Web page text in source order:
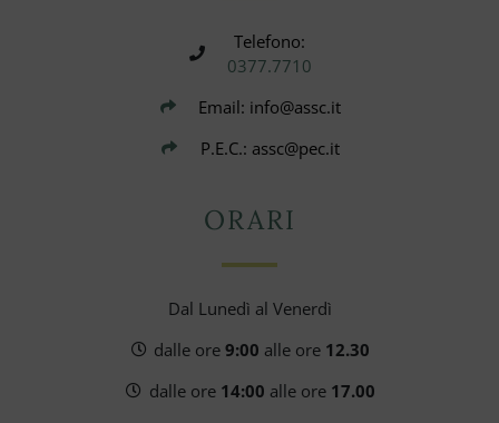
Telefono:
0377.7710
Email: info@assc.it
P.E.C.: assc@pec.it
ORARI
Dal Lunedì al Venerdì
dalle ore9:00 alle ore 12.30
dalle ore 14:00 alle ore 17.00